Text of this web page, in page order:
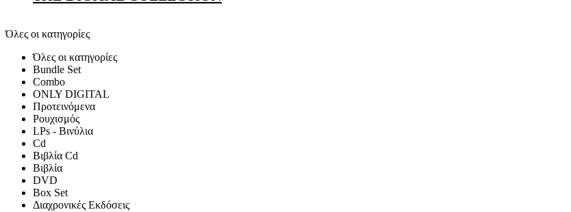
Όλες οι κατηγορίες
Όλες οι κατηγορίες
Bundle Set
Combo
ONLY DIGITAL
Προτεινόμενα
Ρουχισμός
LPs - Βινύλια
Cd
Βιβλία Cd
Βιβλία
DVD
Box Set
Διαχρονικές Εκδόσεις